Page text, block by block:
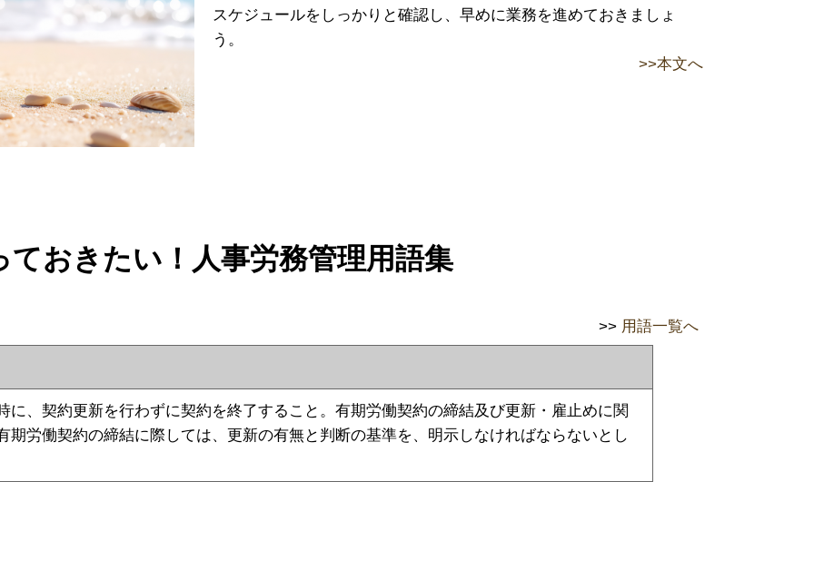
スケジュールをしっかりと確認し、早めに業務を進めておきましょ
う。
>>本文へ
ておきたい！人事労務管理用語集
>> 用語一覧へ
に、契約更新を行わずに契約を終了すること。有期労働契約の締結及び更新・雇止めに関
期労働契約の締結に際しては、更新の有無と判断の基準を、明示しなければならないとし